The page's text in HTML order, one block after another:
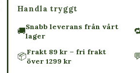
Handla tryggt
🚚Snabb leverans från vårt
lager
📦Frakt 89 kr – fri frakt
över 1299 kr